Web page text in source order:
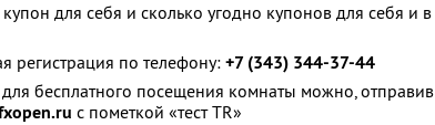
для себя и сколько угодно купонов для себя и в
регистрация по телефону: +7 (343) 344-37-44
для бесплатного посещения комнаты можно, отправив
с пометкой «тест TR»